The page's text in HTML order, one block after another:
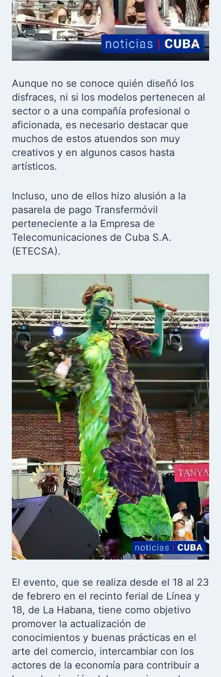
Aunque no se conoce quién diseñó los
disfraces, ni si los modelos pertenecen al
sector o a una compañía profesional o
aficionada, es necesario destacar que
muchos de estos atuendos son muy
creativos y en algunos casos hasta
artísticos.
Incluso, uno de ellos hizo alusión a la
pasarela de pago Transfermóvil
perteneciente a la Empresa de
Telecomunicaciones de Cuba S.A.
(ETECSA).
El evento, que se realiza desde el 18 al 23
de febrero en el recinto ferial de Línea y
18, de La Habana, tiene como objetivo
promover la actualización de
conocimientos y buenas prácticas en el
arte del comercio, intercambiar con los
actores de la economía para contribuir a